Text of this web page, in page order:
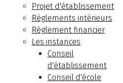
Projet d'établissement
Réglements intérieurs
Réglement financier
Les instances
Conseil
d'établissement
Conseil d'école